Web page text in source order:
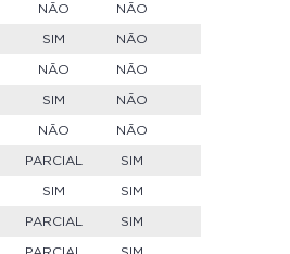
NÃO NÃO
SIM NÃO
NÃO NÃO
SIM NÃO
NÃO NÃO
PARCIAL SIM
SIM SIM
PARCIAL SIM